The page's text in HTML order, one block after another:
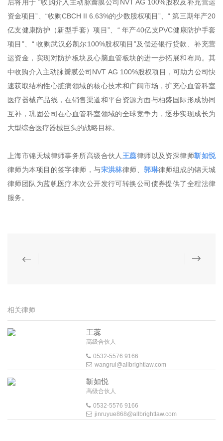
后将用于 “收购介入主动脉瓣膜公司NVT AG 100%股权及补充营运
资金项目”、“收购CBCH II 6.63%的少数股权项目”、“ 第三期年产20
亿支健康防护（新型手套）项目”、“ 年产40亿支PVC健康防护手套
项目”、“ 收购武汉必凯尔100%股权项目”及偿还银行贷款、补充营
运资金，实现对防护板块及心脑血管板块的进一步拓展和布局。其
中收购介入主动脉瓣膜公司NVT AG 100%股权项目，可助力公司快
速获取结构性心脏病领域的核心技术和广阔市场，扩充心血管科室
医疗器械产品线，在销售渠道和平台资源方面与柏盛国际形成协同
互补，巩固公司在心血管科室领域的全球竞争力，逐步实现成长为
大型综合医疗器械巨头的战略目标。
上海市锦天城律师事务所高级合伙人王蕊律师以及资深律师靳如悦
律师为本项目的签字律师，与宋洪林律师、郭琳律师组成的锦天城
律师团队为蓝帆医疗本次公开发行可转换公司债券提供了全程法律
服务。
相关律师
王蕊
高级合伙人
0532-5576 9166
wangrui@allbrightlaw.com
靳如悦
高级合伙人
0532-5576 9166
jinruyue868@allbrightlaw.com